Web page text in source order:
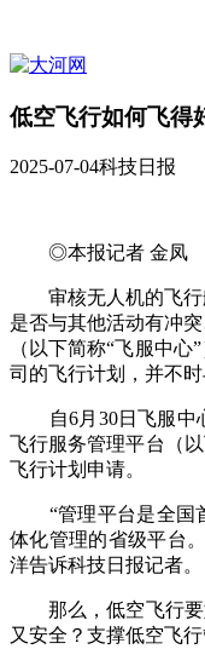
低空飞行如何飞得
2025-07-04科技日报
◎本报记者 金凤
审核无人机的飞行
是否与其他活动有冲
（以下简称“飞服中
司的飞行计划，并不
自6月30日飞服中
飞行服务管理平台（
飞行计划申请。
“管理平台是全国首
体化管理的省级平台
洋告诉科技日报记者。
那么，低空飞行要
又安全？支撑低空飞